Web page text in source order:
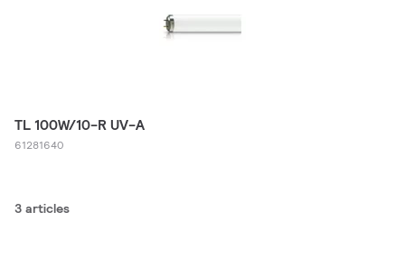
TL 100W/10-R UV-A
61281640
3 articles